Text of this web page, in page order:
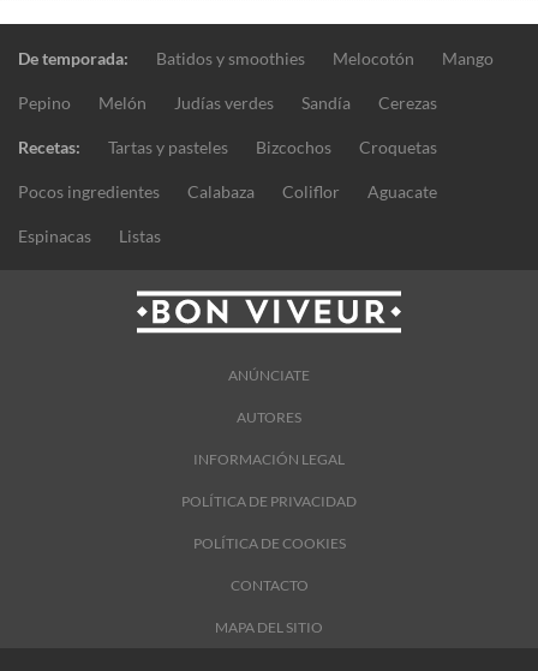
De temporada: Batidos y smoothies Melocotón Mango
Pepino Melón Judías verdes Sandía Cerezas
Recetas: Tartas y pasteles Bizcochos Croquetas
Pocos ingredientes Calabaza Coliflor Aguacate
Espinacas Listas
ANÚNCIATE
AUTORES
INFORMACIÓN LEGAL
POLÍTICA DE PRIVACIDAD
POLÍTICA DE COOKIES
CONTACTO
MAPA DEL SITIO